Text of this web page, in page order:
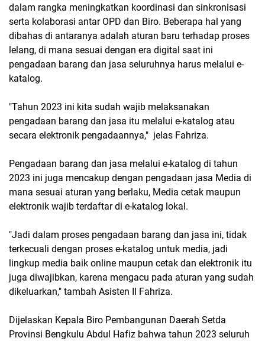
dalam rangka meningkatkan koordinasi dan sinkronisasi
serta kolaborasi antar OPD dan Biro. Beberapa hal yang
dibahas di antaranya adalah aturan baru terhadap proses
lelang, di mana sesuai dengan era digital saat ini
pengadaan barang dan jasa seluruhnya harus melalui e-
katalog.
"Tahun 2023 ini kita sudah wajib melaksanakan
pengadaan barang dan jasa itu melalui e-katalog atau
secara elektronik pengadaannya," jelas Fahriza.
Pengadaan barang dan jasa melalui e-katalog di tahun
2023 ini juga mencakup dengan pengadaan jasa Media di
mana sesuai aturan yang berlaku, Media cetak maupun
elektronik wajib terdaftar di e-katalog lokal.
"Jadi dalam proses pengadaan barang dan jasa ini, tidak
terkecuali dengan proses e-katalog untuk media, jadi
lingkup media baik online maupun cetak dan elektronik itu
juga diwajibkan, karena mengacu pada aturan yang sudah
dikeluarkan," tambah Asisten II Fahriza.
Dijelaskan Kepala Biro Pembangunan Daerah Setda
Provinsi Bengkulu Abdul Hafiz bahwa tahun 2023 seluruh